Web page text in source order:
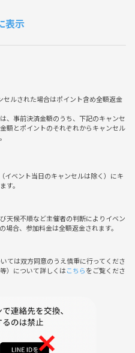
soshiki/12/1038.html
横手山スカイレーター(日本一標
きます。
。
、横手山スカイレーター往復2,00
表示
セルされた場合はポイント含め全額返金
、事前決済金額のうち、下記のキャンセ
額とポイントのそれぞれからキャンセル
イベント当日のキャンセルは除く）にキ
す。
天候不順など主催者の判断によりイベン
場合、参加料金は全額返金されます。
ては双方同意のうえ慎重に行ってくださ
）について詳しくはこちらをご覧くださ